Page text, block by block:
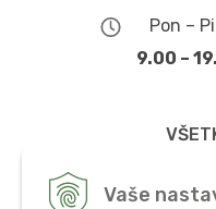
Vaše
Pon –
9.00 –